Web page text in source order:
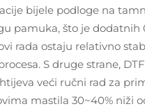
bijele podloge na
pamuka, što je dodatnih
rada ostaju relativno
S druge strane,
veći ručni rad za
mastila 30~40% niži